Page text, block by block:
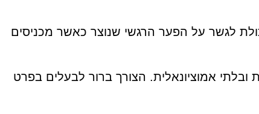
לגשר על הפער הרגשי שנוצר כאשר מכניסים
אמוציונאלית. הצורך ברור לבעלים בפרט